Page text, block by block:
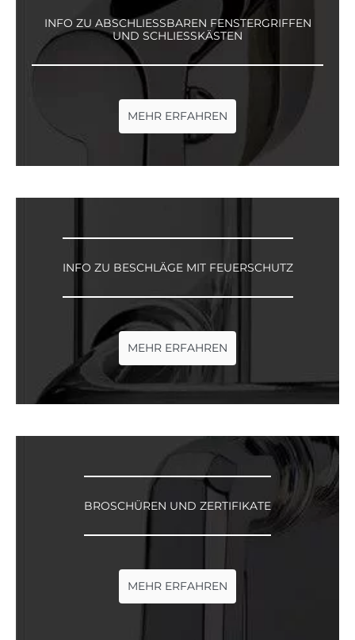
INFO ZU ABSCHLIESSBAREN FENSTERGRIFFEN U
ND SCHLIESSKÄSTEN
MEHR ERFAHREN
INFO ZU BESCHLÄGE MIT FEUERSCHUTZ
MEHR ERFAHREN
BROSCHÜREN UND ZERTIFIKATE
MEHR ERFAHREN